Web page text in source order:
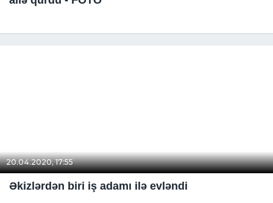
20.04.2020, 17:55
Əkizlərdən biri iş adamı ilə evləndi